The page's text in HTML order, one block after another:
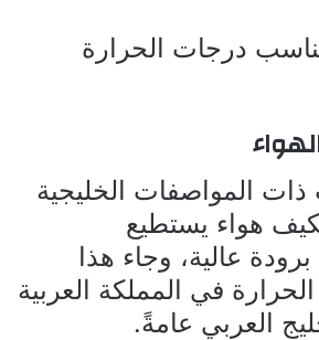
درجات الحرارة
ذات المواصفات الخليجية
هواء يستطيع
عالية، وجاء هذا
في المملكة العربية
العربي عامةً.